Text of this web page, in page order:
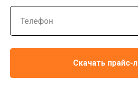
Скачать прайс-